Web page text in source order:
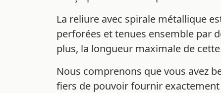
La reliure avec spirale métallique
perforées et tenues ensemble par
plus, la longueur maximale de
Nous comprenons que vous avez
fiers de pouvoir fournir